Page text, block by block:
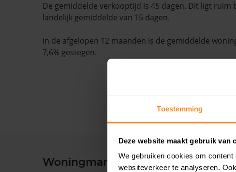
Toestemming
Deze website maakt gebruik van
We gebruiken cookies om
websiteverkeer te analyseren.
De gemiddelde verkooptijd is 45 dagen. Dit ligt ruim
landelijk gemiddelde van 15 dagen.
In de afgelopen 12 maanden is de gemiddelde
7,6% gestegen.
Woningmarkt en woningwaarde